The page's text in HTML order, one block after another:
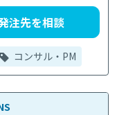
注先を相談
コンサル・PM